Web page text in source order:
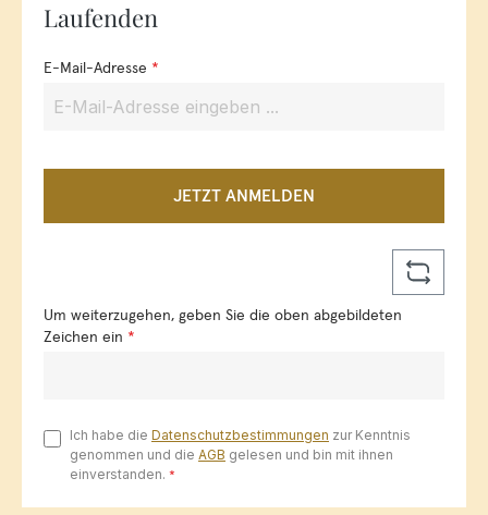
Laufenden
E-Mail-Adresse *
JETZT ANMELDEN
Um weiterzugehen, geben Sie die oben abgebildeten
Zeichen ein *
Ich habe die Datenschutzbestimmungen zur Kenntnis
genommen und die AGB gelesen und bin mit ihnen
einverstanden. *